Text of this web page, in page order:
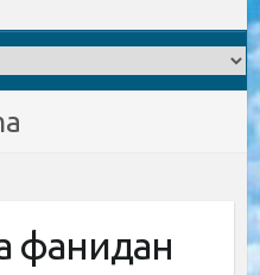
фанидан